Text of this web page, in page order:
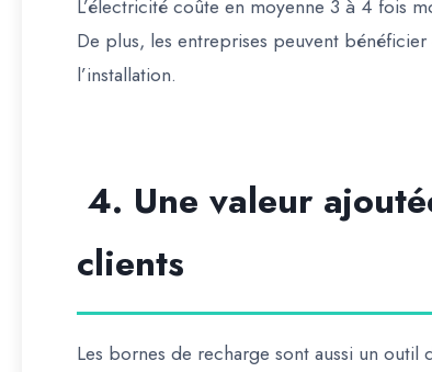
L’électricité coûte en moyenne 3 à 4 fois
De plus, les entreprises peuvent bénéficier
l’installation.
4. Une valeur
clients
Les bornes de recharge sont aussi un outil